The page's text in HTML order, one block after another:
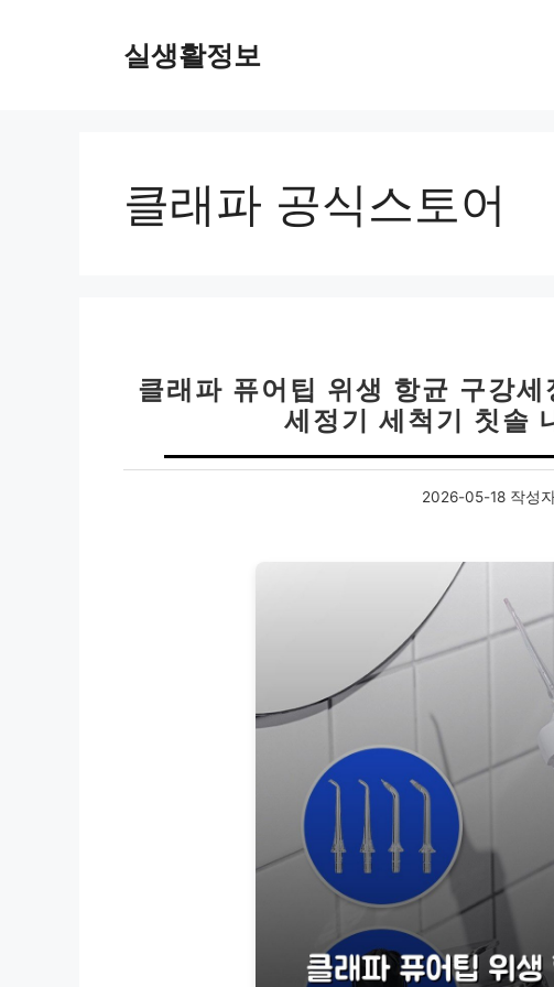
실생활정보
클래파 공식스토어
클래파 퓨어팁 위생 항균 구강
세정기 세척기 칫솔
2026-05-18 작성